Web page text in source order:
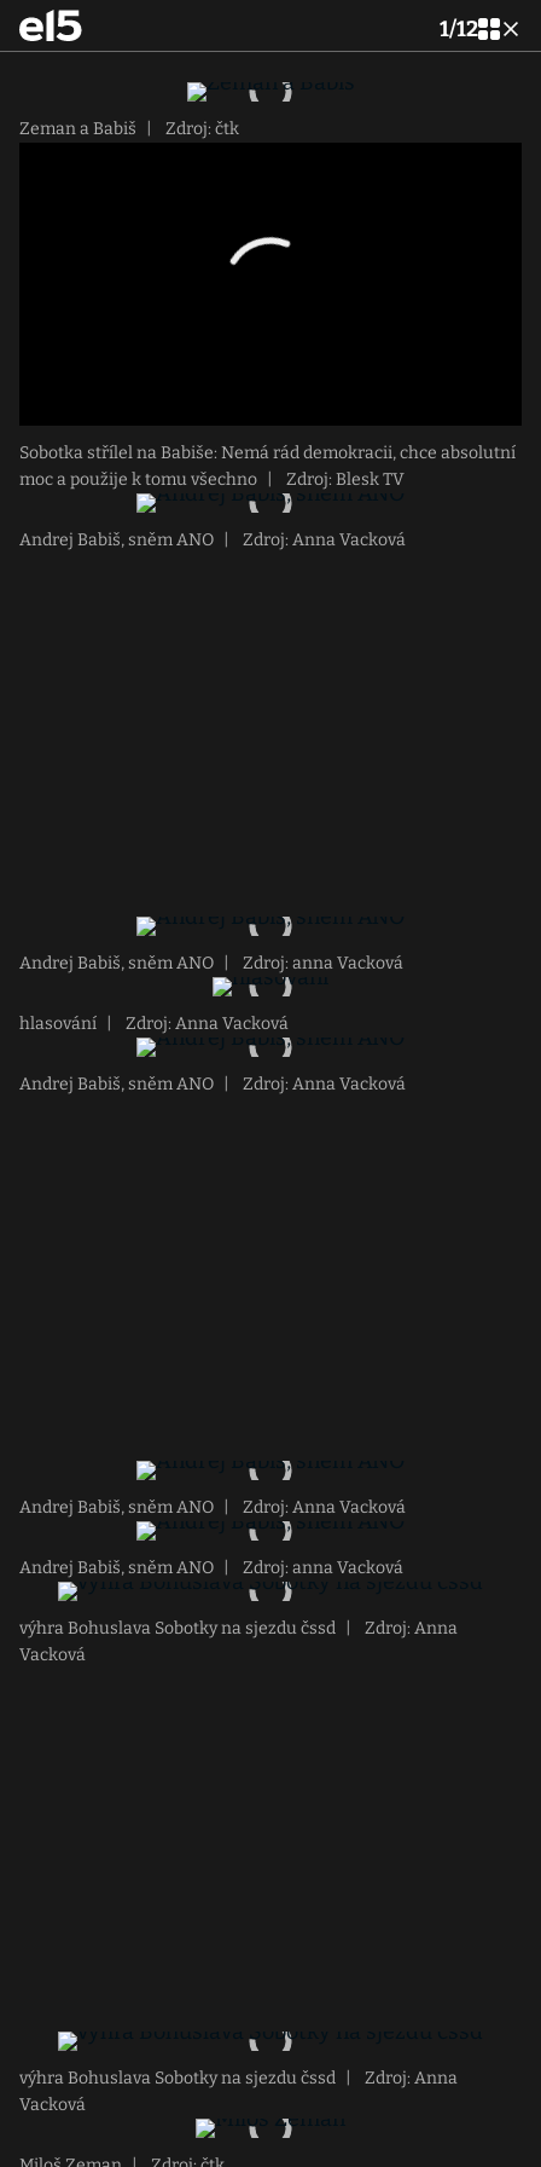
1/12
Zeman a Babiš Zdroj: čtk
Sobotka střílel na Babiše: Nemá rád demokracii, chce absolutní
moc a použije k tomu všechno
Zdroj: Blesk TV
Andrej Babiš, sněm ANO Zdroj: Anna Vacková
Andrej Babiš, sněm ANO Zdroj: anna Vacková
hlasování Zdroj: Anna Vacková
Andrej Babiš, sněm ANO Zdroj: Anna Vacková
Andrej Babiš, sněm ANO Zdroj: Anna Vacková
Andrej Babiš, sněm ANO Zdroj: anna Vacková
výhra Bohuslava Sobotky na sjezdu čssd
Zdroj: Anna
Vacková
výhra Bohuslava Sobotky na sjezdu čssd
Zdroj: Anna
Vacková